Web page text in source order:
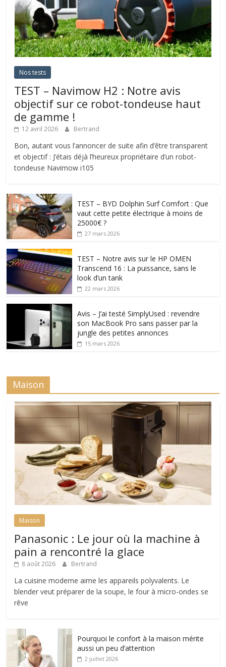
Nos tests
TEST – Navimow H2 : Notre avis
objectif sur ce robot-tondeuse haut
de gamme !
12 avril 2026 Bertrand
Bon, autant vous l’annoncer de suite afin d’être transparent
et objectif : J’étais déjà l’heureux propriétaire d’un robot-
tondeuse Navimow i105
TEST – BYD Dolphin Surf Comfort : Que
vaut cette petite électrique à moins de
25000€ ?
27 mars 2026
TEST – Notre avis sur le HP OMEN
Transcend 16 : La puissance, sans le
look d’un tank
22 mars 2026
Avis – J’ai testé SimplyUsed : revendre
son MacBook Pro sans passer par la
jungle des petites annonces
15 mars 2026
Maison
Maison
Panasonic : Le jour où la machine à
pain a rencontré la glace
8 août 2026 Bertrand
La cuisine moderne aime les appareils polyvalents. Le
blender veut préparer de la soupe, le four à micro-ondes se
rêve
Pourquoi le confort à la maison mérite
aussi un peu d’attention
2 juillet 2026